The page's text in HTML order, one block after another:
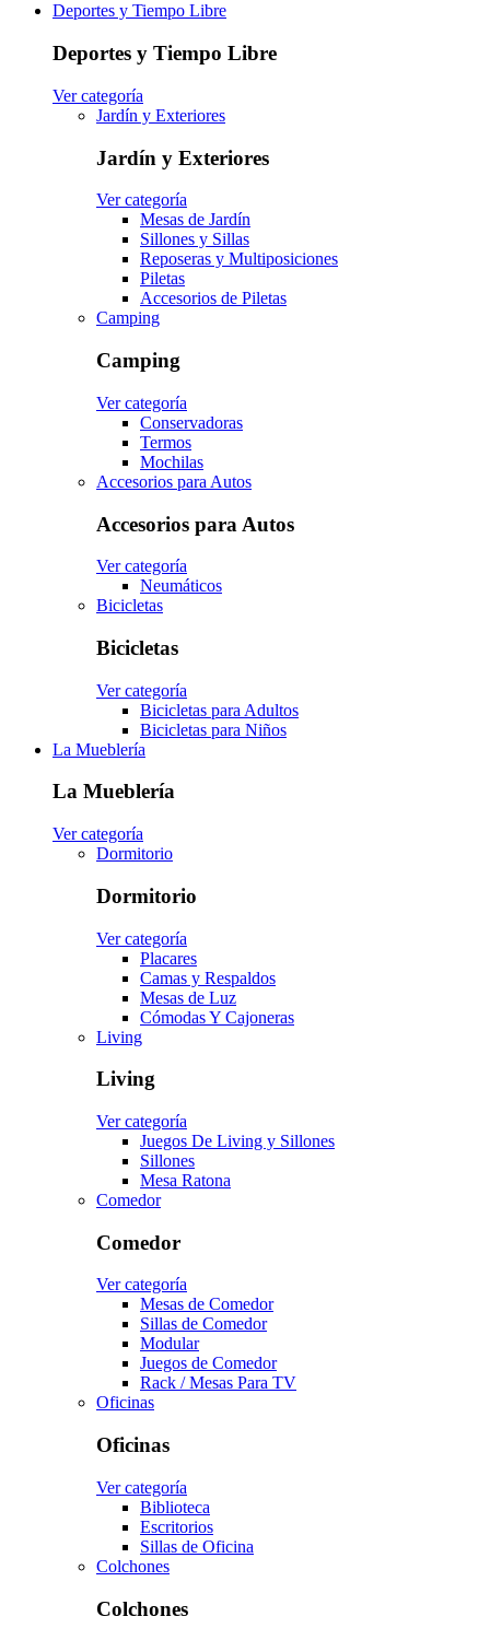
Deportes y Tiempo Libre
Deportes y Tiempo Libre
Ver categoría
Jardín y Exteriores
Jardín y Exteriores
Ver categoría
Mesas de Jardín
Sillones y Sillas
Reposeras y Multiposiciones
Piletas
Accesorios de Piletas
Camping
Camping
Ver categoría
Conservadoras
Termos
Mochilas
Accesorios para Autos
Accesorios para Autos
Ver categoría
Neumáticos
Bicicletas
Bicicletas
Ver categoría
Bicicletas para Adultos
Bicicletas para Niños
La Mueblería
La Mueblería
Ver categoría
Dormitorio
Dormitorio
Ver categoría
Placares
Camas y Respaldos
Mesas de Luz
Cómodas Y Cajoneras
Living
Living
Ver categoría
Juegos De Living y Sillones
Sillones
Mesa Ratona
Comedor
Comedor
Ver categoría
Mesas de Comedor
Sillas de Comedor
Modular
Juegos de Comedor
Rack / Mesas Para TV
Oficinas
Oficinas
Ver categoría
Biblioteca
Escritorios
Sillas de Oficina
Colchones
Colchones